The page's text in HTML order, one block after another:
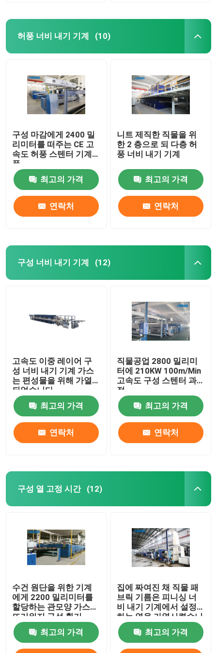
허풍 너비 내기 기계 (10)
구성 마감에게 2400 밀
리미터를 떠주는 CE 고
속도 허풍 스텐터 기계
폭
최고의 가격
연락처
니트 제직한 직물을 위
한 2 층으로 되 다층 허
풍 너비 내기 기계
최고의 가격
연락처
구성 너비 내기 기계 (12)
고속도 이중 레이어 구
성 너비 내기 기계 가스
는 편성물을 위해 가열
되었습니다
최고의 가격
연락처
직물공업 2800 밀리미
터에 210KW 100m/Min
고속도 구성 스텐터 과
정
최고의 가격
연락처
구성 열 고정 시간 (12)
수건 원단을 위한 기계
에게 2200 밀리미터를
할당하는 관모양 가스
뜨거워지 구성 환기
최고의 가격
집에 짜여진 채 직물 패
브릭 기름은 피니싱 너
비 내기 기계에서 설정
하는 열을 가열시켰습니
다
최고의 가격